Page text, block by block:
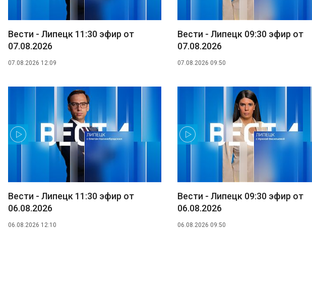
Вести - Липецк 11:30 эфир от
07.08.2026
07.08.2026 12:09
Вести - Липецк 09:30 эфир от
07.08.2026
07.08.2026 09:50
Вести - Липецк 11:30 эфир от
06.08.2026
06.08.2026 12:10
Вести - Липецк 09:30 эфир от
06.08.2026
06.08.2026 09:50